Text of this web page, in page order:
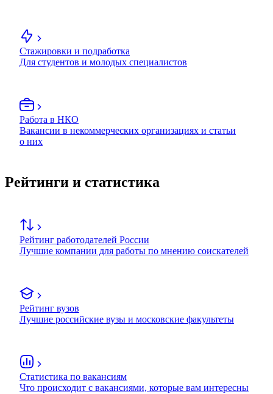
Стажировки и подработка
Для студентов и молодых специалистов
Работа в НКО
Вакансии в некоммерческих организациях и статьи
о них
Рейтинги и статистика
Рейтинг работодателей России
Лучшие компании для работы по мнению соискателей
Рейтинг вузов
Лучшие российские вузы и московские факультеты
Статистика по вакансиям
Что происходит с вакансиями, которые вам интересны